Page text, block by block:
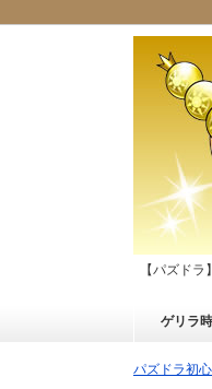
【パズド
ゲリラ
パズドラ初